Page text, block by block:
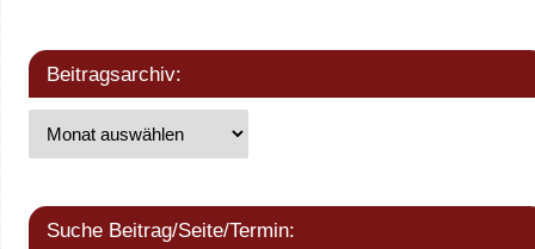
Beitragsarchiv:
Suche Beitrag/Seite/Termin: